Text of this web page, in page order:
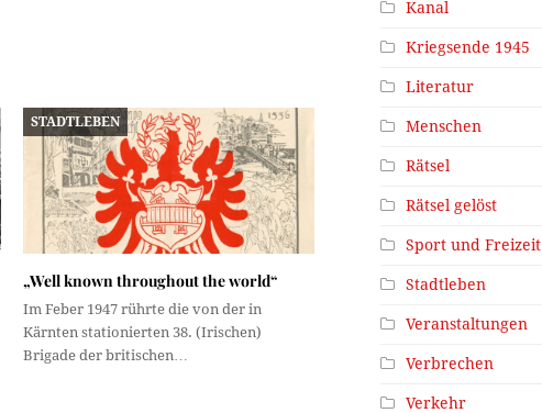
STADTLEBEN
„Well known throughout the world“
Im Feber 1947 rührte die von der in
Kärnten stationierten 38. (Irischen)
Brigade der britischen…
Kanal
Kriegsende 1945
Literatur
Menschen
Rätsel
Rätsel gelöst
Sport und Freizeit
Stadtleben
Veranstaltungen
Verbrechen
Verkehr